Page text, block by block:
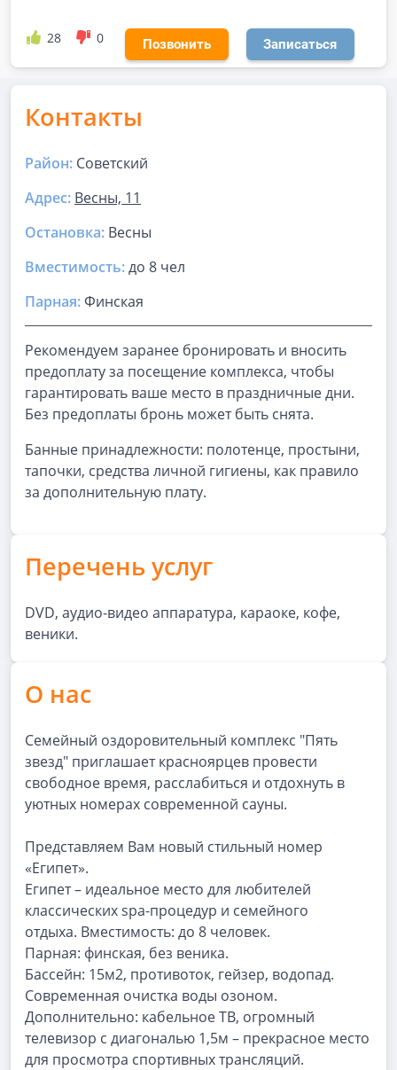
28 0 Позвонить Записаться
Контакты
Район: Советский
Адрес: Весны, 11
Остановка: Весны
Вместимость:до 8 чел
Парная:Финская
Рекомендуем заранее бронировать и вносить
предоплату за посещение комплекса, чтобы
гарантировать ваше место в праздничные дни.
Без предоплаты бронь может быть снята.
Банные принадлежности: полотенце, простыни,
тапочки, средства личной гигиены, как правило
за дополнительную плату.
Перечень услуг
DVD, аудио-видео аппаратура, караоке, кофе,
веники.
О нас
Семейный оздоровительный комплекс "Пять
звезд" приглашает красноярцев провести
свободное время, расслабиться и отдохнуть в
уютных номерах современной сауны.
Представляем Вам новый стильный номер
«Египет».
Египет – идеальное место для любителей
классических spa-процедур и семейного
отдыха. Вместимость: до 8 человек.
Парная: финская, без веника.
Бассейн: 15м2, противоток, гейзер, водопад.
Современная очистка воды озоном.
Дополнительно: кабельное ТВ, огромный
телевизор с диагональю 1,5м – прекрасное место
для просмотра спортивных трансляций.